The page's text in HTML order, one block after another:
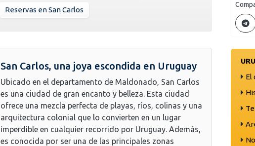
Reservas en San Carlos
San Carlos, una joya escondida en Uruguay
Ubicado en el departamento de Maldonado, San Carlos
es una ciudad de gran encanto y belleza. Esta ciudad
ofrece una mezcla perfecta de playas, ríos, colinas y una
arquitectura colonial que lo convierten en un lugar
imperdible en cualquier recorrido por Uruguay. Además,
es conocida por ser una de las principales zonas
El